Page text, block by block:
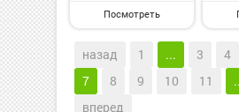
Посмотреть
назад 1 ... 3 4
7
8 9 10 11
вперед